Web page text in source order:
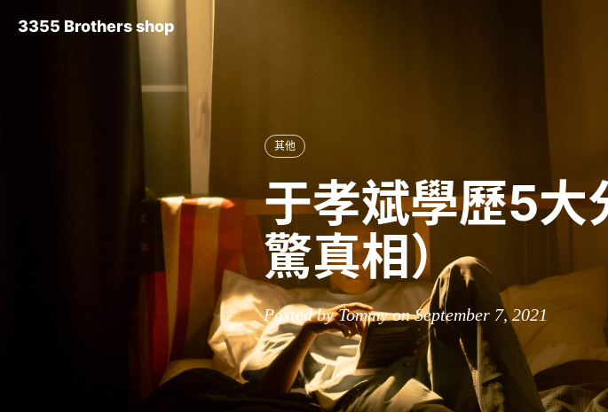
3355 Brothers shop
其他
于孝斌學歷5
驚真相）
Posted by Tommy on September 7, 2021